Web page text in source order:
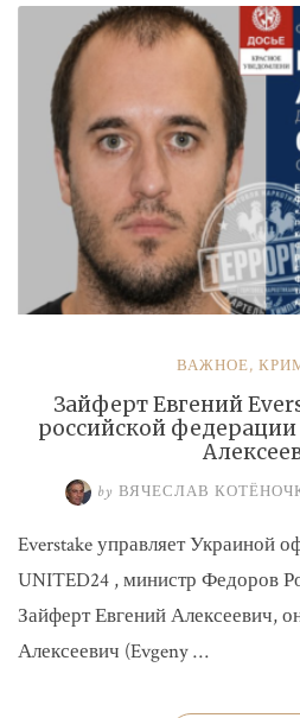
ВАЖНОЕ,
Зайферт Евгений
российской
by ВЯЧЕСЛАВ
Everstake управляет Украиной
UNITED24 , министр Федоров
Зайферт Евгений Алексеевич,
Алексеевич (Evgeny …